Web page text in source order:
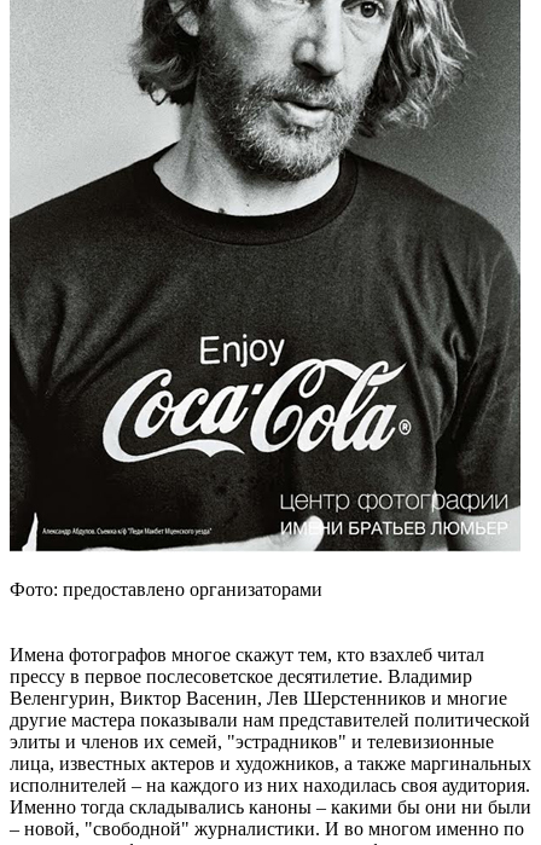
Фото: предоставлено организаторами
Имена фотографов многое скажут тем, кто взахлеб читал
прессу в первое послесоветское десятилетие. Владимир
Веленгурин, Виктор Васенин, Лев Шерстенников и многие
другие мастера показывали нам представителей политической
элиты и членов их семей, "эстрадников" и телевизионные
лица, известных актеров и художников, а также маргинальных
исполнителей – на каждого из них находилась своя аудитория.
Именно тогда складывались каноны – какими бы они ни были
– новой, "свободной" журналистики. И во многом именно по